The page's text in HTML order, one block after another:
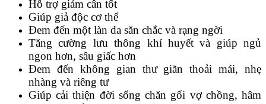
Hỗ trợ giảm cân tốt
Giúp giả độc cơ thể
Đem đến một làn da săn chắc và rạng ngời
Tăng cường lưu thông khí huyết và giúp ngủ
ngon hơn, sâu giấc hơn
Đem đến không gian thư giãn thoải mái, nhẹ
nhàng và riêng tư
Giúp cải thiện đời sống chăn gối vợ chồng, hâm